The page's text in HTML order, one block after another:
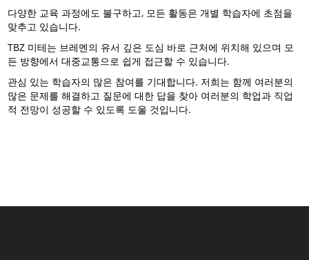
다양한 교육 과정에도 불구하고, 모든 활동은 개별 학습자에 초점을
맞추고 있습니다.
TBZ 미테는 브레멘의 유서 깊은 도심 바로 근처에 위치해 있으며 모
든 방향에서 대중교통으로 쉽게 접근할 수 있습니다.
관심 있는 학습자의 많은 참여를 기대합니다. 저희는 함께 여러분의
많은 문제를 해결하고 질문에 대한 답을 찾아 여러분의 학업과 직업
적 전망이 성공할 수 있도록 도울 것입니다.